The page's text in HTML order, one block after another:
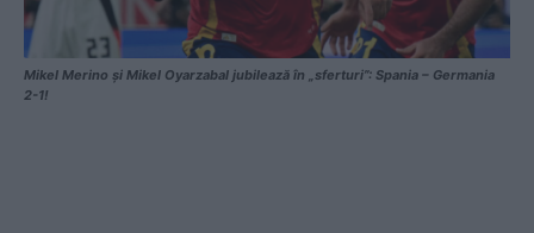
Mikel Merino și Mikel Oyarzabal jubilează în „sferturi”: Spania – Germania
2-1!